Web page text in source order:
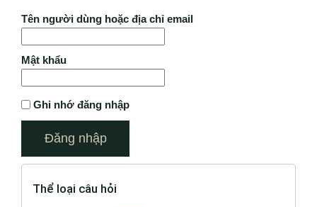
Tên người dùng hoặc địa chỉ email
Mật khẩu
Ghi nhớ đăng nhập
Thể loại câu hỏi